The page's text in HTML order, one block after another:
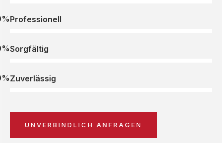
Professionell
Sorgfältig
Zuverlässig
UNVERBINDLICH ANFRAGEN